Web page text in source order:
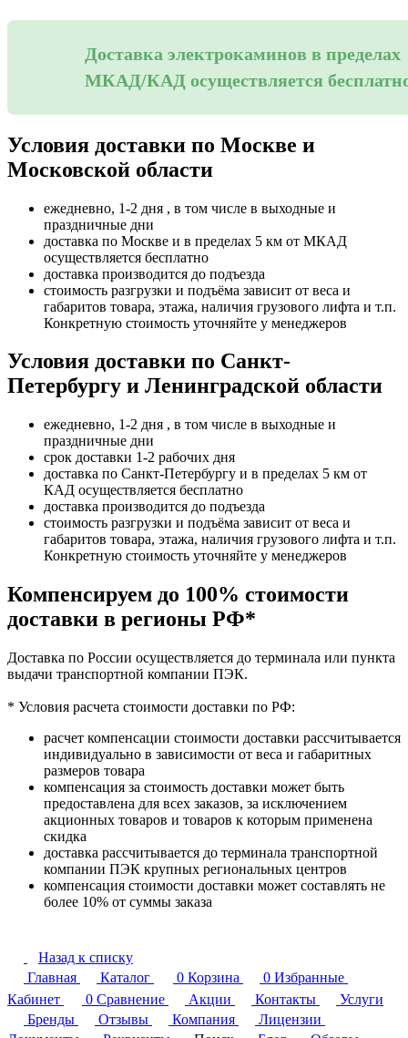
Доставка электрокаминов в пределах
МКАД/КАД осуществляется
Условия доставки по Москве и
Московской области
ежедневно, 1-2 дня , в том числе в выходные и
праздничные дни
доставка по Москве и в пределах 5 км от МКАД
осуществляется бесплатно
доставка производится до подъезда
стоимость разгрузки и подъёма зависит от веса и
габаритов товара, этажа, наличия грузового лифта и т.п.
Конкретную стоимость уточняйте у менеджеров
Условия доставки по Санкт-
Петербургу и Ленинградской области
ежедневно, 1-2 дня , в том числе в выходные и
праздничные дни
срок доставки 1-2 рабочих дня
доставка по Санкт-Петербургу и в пределах 5 км от
КАД осуществляется бесплатно
доставка производится до подъезда
стоимость разгрузки и подъёма зависит от веса и
габаритов товара, этажа, наличия грузового лифта и т.п.
Конкретную стоимость уточняйте у менеджеров
Компенсируем до 100% стоимости
доставки в регионы РФ*
Доставка по России осуществляется до терминала или пункта
выдачи транспортной компании ПЭК.
* Условия расчета стоимости доставки по РФ:
расчет компенсации стоимости доставки рассчитывается
индивидуально в зависимости от веса и габаритных
размеров товара
компенсация за стоимость доставки может быть
предоставлена для всех заказов, за исключением
акционных товаров и товаров к которым применена
скидка
доставка рассчитывается до терминала транспортной
компании ПЭК крупных региональных центров
компенсация стоимости доставки может составлять не
более 10% от суммы заказа
Назад к списку
Главная
Каталог 0 Корзина 0 Избранные
Кабинет
0 Сравнение Акции Контакты
Услуги
Бренды
Отзывы Компания
Лицензии